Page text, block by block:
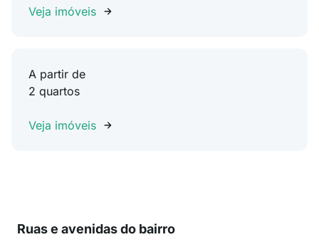
Veja imóveis
A partir de
2 quartos
Veja imóveis
Ruas e avenidas do bairro